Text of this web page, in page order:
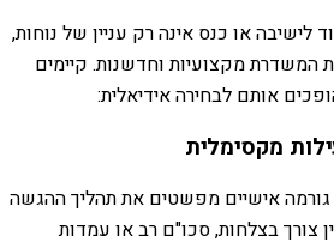
לישיבה או כנס אינה רק עניין של נוחות,
מקצועיות וחדשנות. קיימים
אותם לבחירה אידיאלית:
מקסימלית
גורמה אישיים מפשטים את תהליך ההגשה
צורך בצלחות, סכו"ם רב או עמדות